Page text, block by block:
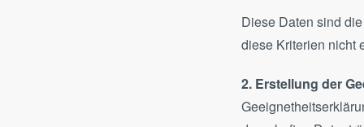
Diese Daten sind
diese Kriterien nicht
2. Erstellung der